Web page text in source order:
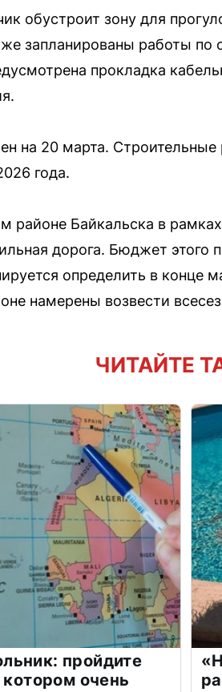
обустроит зону для
запланированы работы по
прокладка
на 20 марта.
года.
районе Байкальска в
дорога. Бюджет
определить в конце
намерены возвести
ЧИТАЙТЕ
пройдите
очень